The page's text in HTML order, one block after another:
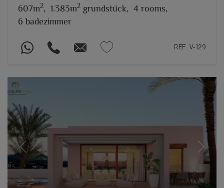
607m2, 1.383m2 grundstück, 4 rooms,
6 badezimmer
REF. V-129
Previous Next